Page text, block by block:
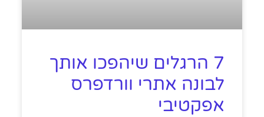
7 הרגלים שיהפכו אותך
לבונה אתרי וורדפרס
אפקטיבי